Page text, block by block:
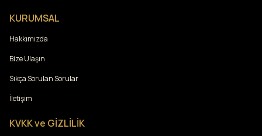
KURUMSAL
Hakkımızda
Bize Ulaşın
Sıkça Sorulan Sorular
İletişim
KVKK ve GİZLİLİK